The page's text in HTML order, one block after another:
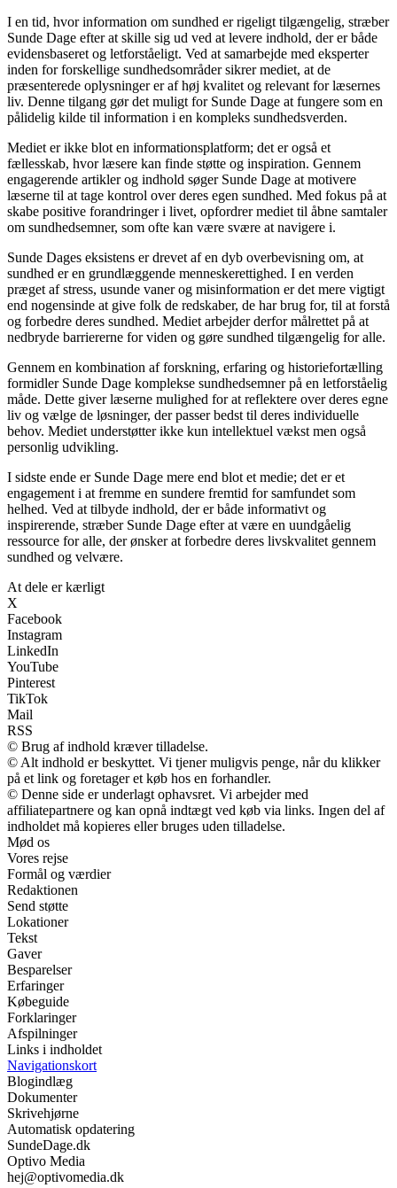
I en tid, hvor information om sundhed er rigeligt tilgængelig, stræber
Sunde Dage efter at skille sig ud ved at levere indhold, der er både
evidensbaseret og letforståeligt. Ved at samarbejde med eksperter
inden for forskellige sundhedsområder sikrer mediet, at de
præsenterede oplysninger er af høj kvalitet og relevant for læsernes
liv. Denne tilgang gør det muligt for Sunde Dage at fungere som en
pålidelig kilde til information i en kompleks sundhedsverden.
Mediet er ikke blot en informationsplatform; det er også et
fællesskab, hvor læsere kan finde støtte og inspiration. Gennem
engagerende artikler og indhold søger Sunde Dage at motivere
læserne til at tage kontrol over deres egen sundhed. Med fokus på at
skabe positive forandringer i livet, opfordrer mediet til åbne samtaler
om sundhedsemner, som ofte kan være svære at navigere i.
Sunde Dages eksistens er drevet af en dyb overbevisning om, at
sundhed er en grundlæggende menneskerettighed. I en verden
præget af stress, usunde vaner og misinformation er det mere vigtigt
end nogensinde at give folk de redskaber, de har brug for, til at forstå
og forbedre deres sundhed. Mediet arbejder derfor målrettet på at
nedbryde barriererne for viden og gøre sundhed tilgængelig for alle.
Gennem en kombination af forskning, erfaring og historiefortælling
formidler Sunde Dage komplekse sundhedsemner på en letforståelig
måde. Dette giver læserne mulighed for at reflektere over deres egne
liv og vælge de løsninger, der passer bedst til deres individuelle
behov. Mediet understøtter ikke kun intellektuel vækst men også
personlig udvikling.
I sidste ende er Sunde Dage mere end blot et medie; det er et
engagement i at fremme en sundere fremtid for samfundet som
helhed. Ved at tilbyde indhold, der er både informativt og
inspirerende, stræber Sunde Dage efter at være en uundgåelig
ressource for alle, der ønsker at forbedre deres livskvalitet gennem
sundhed og velvære.
At dele er kærligt
X
Facebook
Instagram
LinkedIn
YouTube
Pinterest
TikTok
Mail
RSS
© Brug af indhold kræver tilladelse.
© Alt indhold er beskyttet. Vi tjener muligvis penge, når du klikker
på et link og foretager et køb hos en forhandler.
© Denne side er underlagt ophavsret. Vi arbejder med
affiliatepartnere og kan opnå indtægt ved køb via links. Ingen del af
indholdet må kopieres eller bruges uden tilladelse.
Mød os
Vores rejse
Formål og værdier
Redaktionen
Send støtte
Lokationer
Tekst
Gaver
Besparelser
Erfaringer
Købeguide
Forklaringer
Afspilninger
Links i indholdet
Navigationskort
Blogindlæg
Dokumenter
Skrivehjørne
Automatisk opdatering
SundeDage.dk
Optivo Media
hej@optivomedia.dk